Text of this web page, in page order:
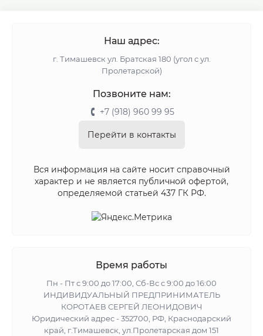
Наш адрес:
г. Тимашевск ул. Братская 180 (угол с ул.
Пролетарской)
Позвоните нам:
+7 (918) 960 99 95
Перейти в контакты
Вся информация на сайте носит справочный
характер и не является публичной офертой,
определяемой статьей 437 ГК РФ.
Время работы
Пн - Пт с 9:00 до 17:00, Сб-Вс с 9:00 до 16:00
ИНДИВИДУАЛЬНЫЙ ПРЕДПРИНИМАТЕЛЬ
КОРОТАЕВ СЕРГЕЙ ЛЕОНИДОВИЧ
Юридический адрес - 352700, РФ, Краснодарский
край, г.Тимашевск, ул.Пролетарская дом 151